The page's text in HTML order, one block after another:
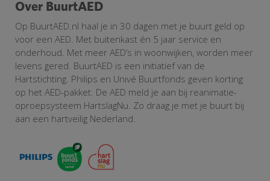
Over BuurtAED
Op BuurtAED.nl haal je in 30 dagen met je buurt geld op
voor een AED. Met buitenkast én 5 jaar service en
onderhoud. Met meer AED’s in woonwijken, worden meer
levens gered. BuurtAED is een initiatief van de
Hartstichting. Philips en Univé Buurtfonds geven korting
op het AED-pakket. De AED meld je aan bij reanimatie-
oproepsysteem HartslagNu. Zo draag je met je buurt bij
aan een hartveilig Nederland.